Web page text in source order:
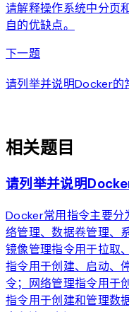
请解释操作系统中分页
自的优缺点。
下一题arrow_forward
请列举并说明Docker的
相关题目
请列举并说明
Docker常用指令主要分
络管理、数据卷管理、
镜像管理指令用于拉取
指令用于创建、启动、
令；网络管理指令用于
指令用于创建和管理数